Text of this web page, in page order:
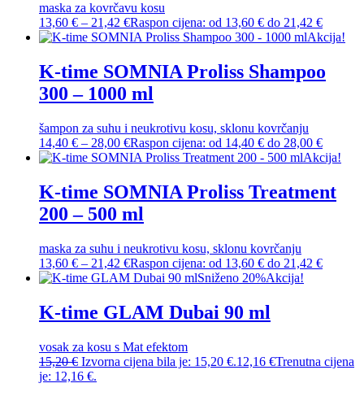
maska za kovrčavu kosu
13,60 € – 21,42 €Raspon cijena: od 13,60 € do 21,42 €
Akcija!
K-time SOMNIA Proliss Shampoo
300 – 1000 ml
šampon za suhu i neukrotivu kosu, sklonu kovrčanju
14,40 € – 28,00 €Raspon cijena: od 14,40 € do 28,00 €
Akcija!
K-time SOMNIA Proliss Treatment
200 – 500 ml
maska za suhu i neukrotivu kosu, sklonu kovrčanju
13,60 € – 21,42 €Raspon cijena: od 13,60 € do 21,42 €
Sniženo 20%Akcija!
K-time GLAM Dubai 90 ml
vosak za kosu s Mat efektom
15,20€ Izvorna cijena bila je: 15,20 €.12,16 €Trenutna cijena
je: 12,16 €.